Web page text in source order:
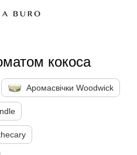
кокоса
Аромасвічки Woodwick